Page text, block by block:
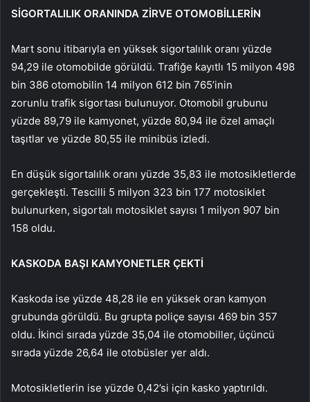
SİGORTALILIK ORANINDA ZİRVE OTOMOBİLLERİN
Mart sonu itibarıyla en yüksek sigortalılık oranı yüzde
94,29 ile otomobilde görüldü. Trafiğe kayıtlı 15 milyon 498
bin 386 otomobilin 14 milyon 612 bin 765’inin
zorunlu trafik sigortası bulunuyor. Otomobil grubunu
yüzde 89,79 ile kamyonet, yüzde 80,94 ile özel amaçlı
taşıtlar ve yüzde 80,55 ile minibüs izledi.
En düşük sigortalılık oranı yüzde 35,83 ile motosikletlerde
gerçekleşti. Tescilli 5 milyon 323 bin 177 motosiklet
bulunurken, sigortalı motosiklet sayısı 1 milyon 907 bin
158 oldu.
KASKODA BAŞI KAMYONETLER ÇEKTİ
Kaskoda ise yüzde 48,28 ile en yüksek oran kamyon
grubunda görüldü. Bu grupta poliçe sayısı 469 bin 357
oldu. İkinci sırada yüzde 35,04 ile otomobiller, üçüncü
sırada yüzde 26,64 ile otobüsler yer aldı.
Motosikletlerin ise yüzde 0,42’si için kasko yaptırıldı.